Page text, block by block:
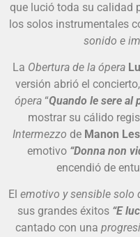
que lució toda su calidad
los solos instrumentales
sonido e
La Obertura de la ópera
versión abrió el
ópera“Quando le sere al
mostrar su cálido
Intermezzo de Manon
emotivo “Donna non
encendió de
El emotivo y sensible solo
sus grandes éxitos “E
cantado con una